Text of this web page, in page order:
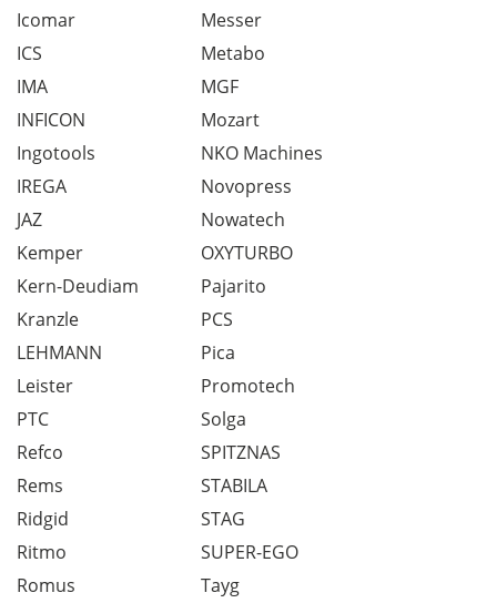
Icomar
ICS
IMA
INFICON
Ingotools
IREGA
JAZ
Kemper
Kern-Deudiam
Kranzle
LEHMANN
Leister
Messer
Metabo
MGF
Mozart
NKO Machines
Novopress
Nowatech
OXYTURBO
Pajarito
PCS
Pica
Promotech
PTC
Refco
Rems
Ridgid
Ritmo
Romus
Solga
SPITZNAS
STABILA
STAG
SUPER-EGO
Tayg